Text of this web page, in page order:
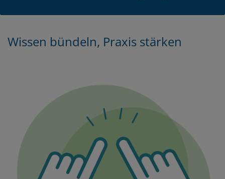
Zum
Zum
T
Wissen bündeln, Praxis stärken